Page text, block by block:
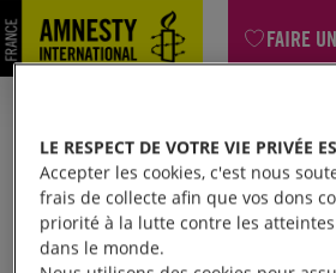
FAIRE
LE RESPECT DE VOTRE VIE PRIVÉE
Accepter les cookies, c'est nous
frais de collecte afin que vos dons
priorité à la lutte contre les
dans le monde.